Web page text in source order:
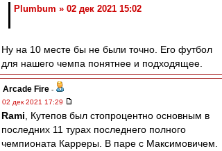
Plumbum » 02 дек 2021 15:02
Ну на 10 месте бы не были точно. Его футбол
для нашего чемпа понятнее и подходящее.
Arcade Fire -
02 дек 2021 17:29
Rami , Кутепов был стопроцентно основным в
последних 11 турах последнего полного
чемпионата Карреры. В паре с Максимовичем.